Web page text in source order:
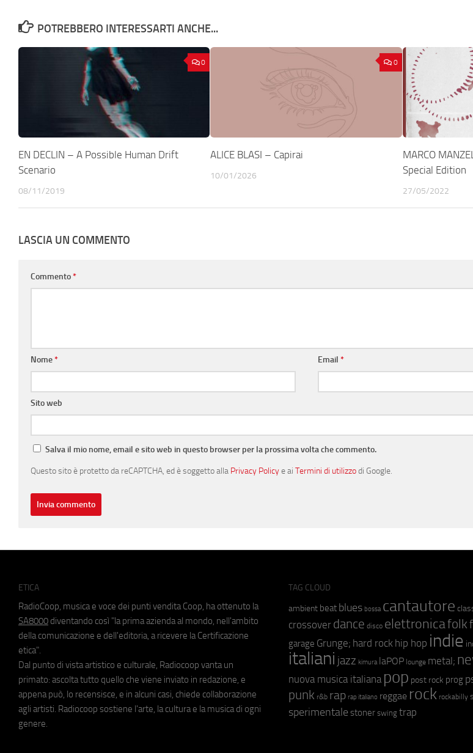
POTREBBERO INTERESSARTI ANCHE...
0
EN DECLIN – A Possible Human Drift
Scenario
08/11/2019
0
ALICE BLASI – Capirai
10/01/2026
MARCO
Special Edition
27/05/2022
LASCIA UN COMMENTO
Commento*
Nome* Email*
Sito web
Salva il mio nome, email e sito web in questo browser per la prossima volta che commento.
Questo sito è protetto da reCAPTCHA, ed è soggetto alla Privacy Policye ai Termini di utilizzodi Google.
ETICA
RadioCoop, musica e voce dei punti vendita Coop, ha ottenuto la
SA8000 diventando così "la prima azienda al mondo, nell'ambito
della comunicazione e dell'editoria, a ricevere la Certificazione
etica".
Dal punto di vista artistico e culturale, Radiocoop vanta un
primato: ascolta tutto quello che viene inviato in redazione, e
appena può, lo recensisce, e in alcuni casi, chiede collaborazione
agli artisti. Radiocoop sostiene l'arte, la cultura e la musica di ogni
genere.
TAG CLOUD
ambient beat blues bossa cantautore
crossover dance disco elettronicafolk
garage Grunge; hard rock hip hop indie
italiani jazz kimura laPOP lounge metal;
nuova musica italiana pop post rock prog
punk r&b rap rap italiano reggae rock rockabilly
sperimentale stoner swing trap